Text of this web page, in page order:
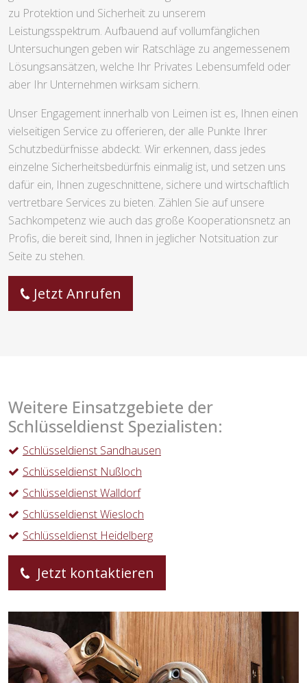
zu Protektion und Sicherheit zu unserem
Leistungsspektrum. Aufbauend auf vollumfänglichen
Untersuchungen geben wir Ratschläge zu angemessenem
Lösungsansätzen, welche Ihr Privates Lebensumfeld oder
aber Ihr Unternehmen wirksam sichern.
Unser Engagement innerhalb von Leimen ist es, Ihnen einen
vielseitigen Service zu offerieren, der alle Punkte Ihrer
Schutzbedürfnisse abdeckt. Wir erkennen, dass jedes
einzelne Sicherheitsbedürfnis einmalig ist, und setzen uns
dafür ein, Ihnen zugeschnittene, sichere und wirtschaftlich
vertretbare Services zu bieten. Zählen Sie auf unsere
Sachkompetenz wie auch das große Kooperationsnetz an
Profis, die bereit sind, Ihnen in jeglicher Notsituation zur
Seite zu stehen.
Jetzt Anrufen
Weitere Einsatzgebiete der
Schlüsseldienst Spezialisten:
Schlüsseldienst Sandhausen
Schlüsseldienst Nußloch
Schlüsseldienst Walldorf
Schlüsseldienst Wiesloch
Schlüsseldienst Heidelberg
Jetzt kontaktieren